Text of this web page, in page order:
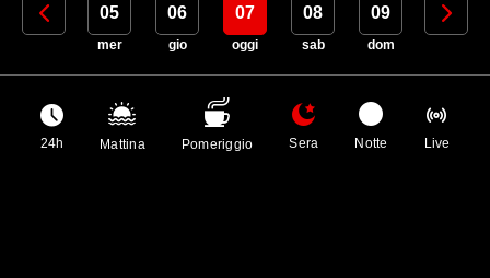
04 05
mer
06
gio
07
oggi
08
sab
09
dom
10
24h Mattina Pomeriggio Sera Notte Live